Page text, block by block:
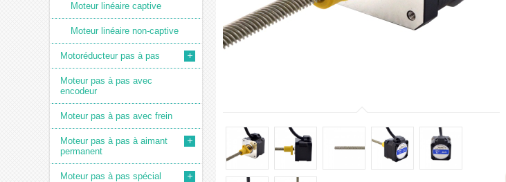
Moteur linéaire captive
Moteur linéaire non-captive
Motoréducteur pas à pas
Moteur pas à pas avec
encodeur
Moteur pas à pas avec frein
Moteur pas à pas à aimant
permanent
Moteur pas à pas spécial